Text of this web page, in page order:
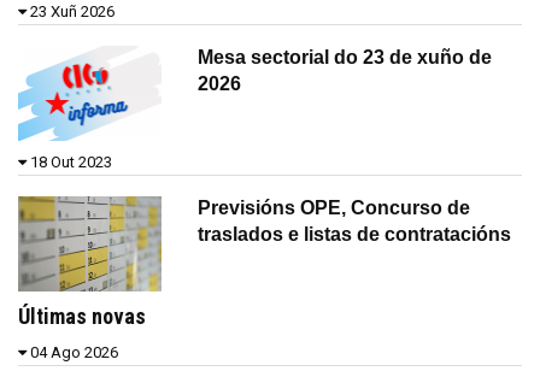
23 Xuñ 2026
Mesa sectorial do 23 de xuño de
2026
18 Out 2023
Previsións OPE, Concurso de
traslados e listas de contratacións
Últimas novas
04 Ago 2026